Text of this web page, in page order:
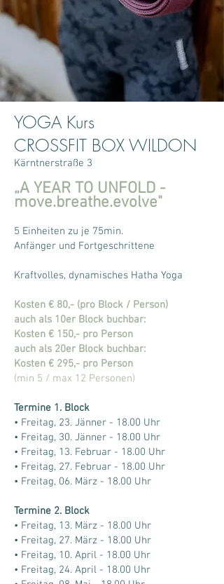
YOGA Kurs
CROSSFIT BOX WILDON
Kärntnerstraße 3
„A YEAR TO UNFOLD -
move.breathe.evolve"
5 Einheiten zu je 75min.
Anfänger und Fortgeschrittene
Kraftvolles, dynamisches Hatha Yoga
Kosten € 80,- (pro Block / Person)
auch als 10er Block buchbar:
Kosten € 150,- pro Person
auch als 20er Block buchbar:
Kosten € 295,- pro Person
(min 5 / max 12 Personen)
Termine 1. Block
• Freitag, 23. Jänner - 18.00 Uhr
• Freitag, 30. Jänner - 18.00 Uhr
• Freitag, 13. Februar - 18.00 Uhr
• Freitag, 27. Februar - 18.00 Uhr
• Freitag, 06. März - 18.00 Uhr
Termine 2. Block
• Freitag, 13. März - 18.00 Uhr
• Freitag, 27. März - 18.00 Uhr
• Freitag, 10. April - 18.00 Uhr
• Freitag, 24. April - 18.00 Uhr